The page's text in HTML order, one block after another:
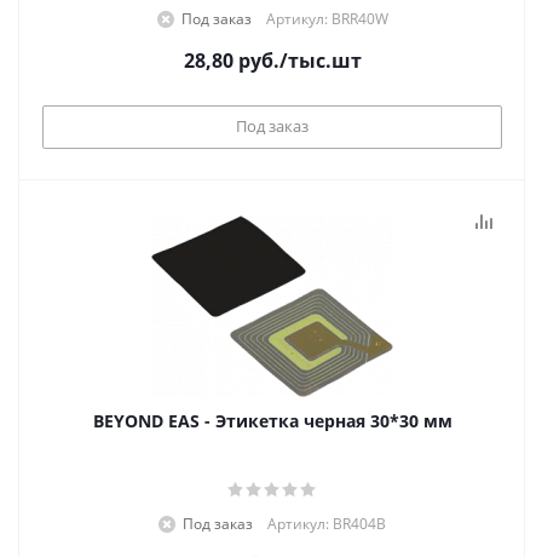
Под заказ Артикул: BRR40W
28,80руб./тыс.шт
Под заказ
BEYOND EAS - Этикетка черная 30*30 мм
Под заказ Артикул: BR404B